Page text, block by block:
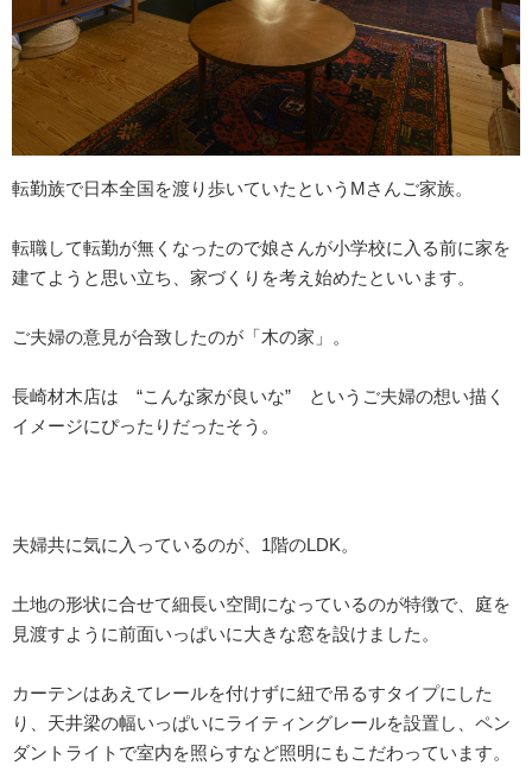
転勤族で日本全国を渡り歩いていたというMさんご家族。
転職して転勤が無くなったので娘さんが小学校に入る前に家を
建てようと思い立ち、家づくりを考え始めたといいます。
ご夫婦の意見が合致したのが「木の家」。
長崎材木店は “こんな家が良いな” というご夫婦の想い描く
イメージにぴったりだったそう。
夫婦共に気に入っているのが、1階のLDK。
土地の形状に合せて細長い空間になっているのが特徴で、庭を
見渡すように前面いっぱいに大きな窓を設けました。
カーテンはあえてレールを付けずに紐で吊るすタイプにした
り、天井梁の幅いっぱいにライティングレールを設置し、ペン
ダントライトで室内を照らすなど照明にもこだわっています。